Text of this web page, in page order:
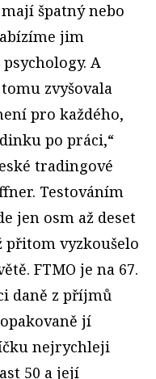
špatný nebo
jim
A
zvyšovala
pro každého,
po práci,“
tradingové
Testováním
jen osm až deset
přitom vyzkoušelo
FTMO je na 67.
daně z příjmů
jí
nejrychleji
50 a její